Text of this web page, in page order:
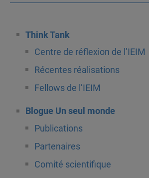
Think Tank
Centre de réflexion de l’IEIM
Récentes réalisations
Fellows de l’IEIM
Blogue Un seul monde
Publications
Partenaires
Comité scientifique